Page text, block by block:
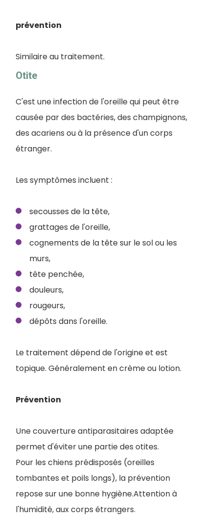
prévention
Similaire au traitement.
Otite
C'est une infection de l'oreille qui peut être
causée par des bactéries, des champignons,
des acariens ou à la présence d'un corps
étranger.
Les symptômes incluent :
secousses de la tête,
grattages de l'oreille,
cognements de la tête sur le sol ou les
murs,
tête penchée,
douleurs,
rougeurs,
dépôts dans l'oreille.
Le traitement dépend de l'origine et est
topique. Généralement en crème ou lotion.
Prévention
Une couverture antiparasitaires adaptée
permet d'éviter une partie des otites.
Pour les chiens prédisposés (oreilles
tombantes et poils longs), la prévention
repose sur une bonne hygiène.Attention à
l'humidité, aux corps étrangers.